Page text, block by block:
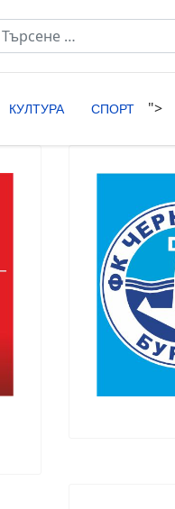
КУЛТУРА СПОРТ ">